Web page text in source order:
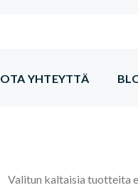
OTA YHTEYTTÄ
Valitun kaltaisia tuotteita